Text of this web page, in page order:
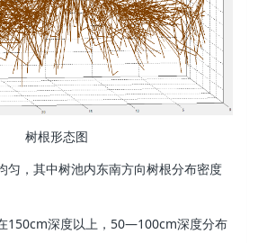
树根形态图
匀，其中树池内东南方向树根分布密度
150cm深度以上，50—100cm深度分布